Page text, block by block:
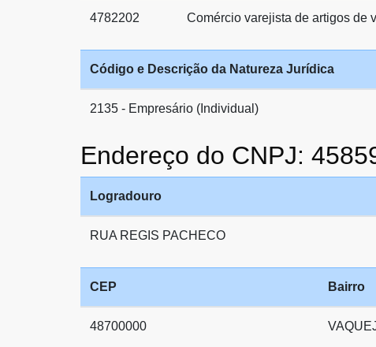
4782202 Comércio varejista de artigos de
Código e Descrição da Natureza Jurídica
2135 - Empresário (Individual)
Endereço do CNPJ:
Logradouro
RUA REGIS PACHECO
CEP Bairro
48700000